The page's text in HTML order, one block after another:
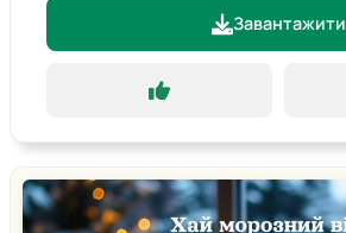
Завантажити